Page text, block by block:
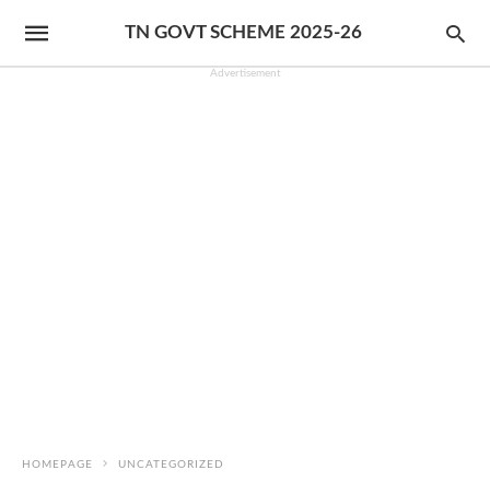
TN GOVT SCHEME 2025-26
Advertisement
HOMEPAGE UNCATEGORIZED